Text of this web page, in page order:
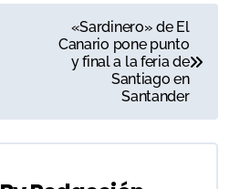
«Sardinero» de El
Canario pone punto
y final a la feria de
Santiago en
Santander